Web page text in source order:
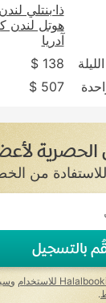
ذا·بنتلي لندن
هوتل لندن
آدريا
138 $
507 $
الحصرية
من
بالتسجيل
و
.